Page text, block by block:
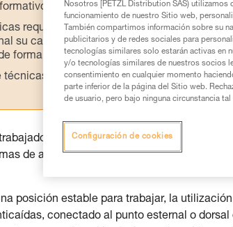
requiere una formación y un
su capacidad para ejecutar estas
forma autónoma.
técnicas relacionadas con su actividad.
en altura esté protegido por un
de ayuda a la progresión o a la sujeción.
posición estable para trabajar, la
conectado al punto esternal o
Nosotros [PETZL Distribution SAS)
funcionamiento de nuestro Sitio web,
También compartimos información sobre su
publicitarios y de redes sociales para
tecnologías similares solo estarán activas en
y/o tecnologías similares de nuestros socios
consentimiento en cualquier momento
parte inferior de la página del Sitio web.
de usuario, pero bajo ninguna circunstancia
Configuración de cookies